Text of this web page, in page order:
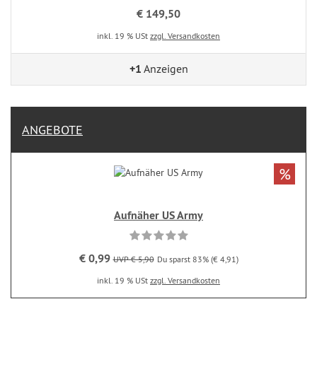
€ 149,50
inkl. 19 % USt zzgl. Versandkosten
+1 Anzeigen
ANGEBOTE
Aufnäher US Army
€ 0,99 UVP € 5,90 Du sparst 83% (€ 4,91)
inkl. 19 % USt zzgl. Versandkosten
%